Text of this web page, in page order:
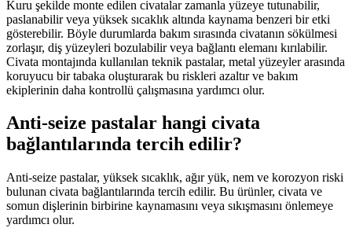
Kuru şekilde monte edilen civatalar zamanla yüzeye tutunabilir,
paslanabilir veya yüksek sıcaklık altında kaynama benzeri bir etki
gösterebilir. Böyle durumlarda bakım sırasında civatanın sökülmesi
zorlaşır, diş yüzeyleri bozulabilir veya bağlantı elemanı kırılabilir.
Civata montajında kullanılan teknik pastalar, metal yüzeyler arasında
koruyucu bir tabaka oluşturarak bu riskleri azaltır ve bakım
ekiplerinin daha kontrollü çalışmasına yardımcı olur.
Anti-seize pastalar hangi civata
bağlantılarında tercih edilir?
Anti-seize pastalar, yüksek sıcaklık, ağır yük, nem ve korozyon riski
bulunan civata bağlantılarında tercih edilir. Bu ürünler, civata ve
somun dişlerinin birbirine kaynamasını veya sıkışmasını önlemeye
yardımcı olur.